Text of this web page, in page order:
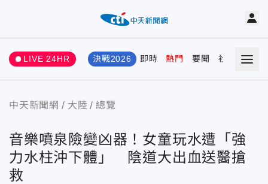
LIVE 24HR 決戰2026 即時 熱門 要聞 社會 娛樂
中天新聞網 大陸 總覽
音樂噴泉險變凶器！女童玩水遭「強
力水柱沖下體」 陰道大出血送醫搶
救